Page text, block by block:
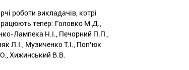
роботи викладачів, котрі
тепер: Головко М.Д.,
Лампека Н.І., Печорний П.П.,
Л.І., Музиченко Т.І., Поп’юк
Хижинський В.В.